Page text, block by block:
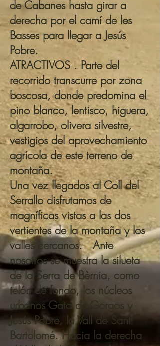
de Cabanes hasta girar a
derecha por el camí de les
Basses para llegar a Jesús
Pobre.
ATRACTIVOS . Parte del
recorrido transcurre por zona
boscosa, donde predomina el
pino blanco, lentisco, higuera,
algarrobo, olivera silvestre,
vestigios del aprovechamiento
agrícola de este terreno de
montaña.
Una vez llegados al Coll del
Serrallo disfrutamos de
magníficas vistas a las dos
vertientes de la montaña y los
valles cercanos. Ante
nosotros se muestra la silueta
de la Serra de Bèrnia, como
telón de fondo, los núcleos
urbanos Gata de Gorgos y
Jesús Pobre, la Vall de Sant
Bartolomé. Hacia la derecha